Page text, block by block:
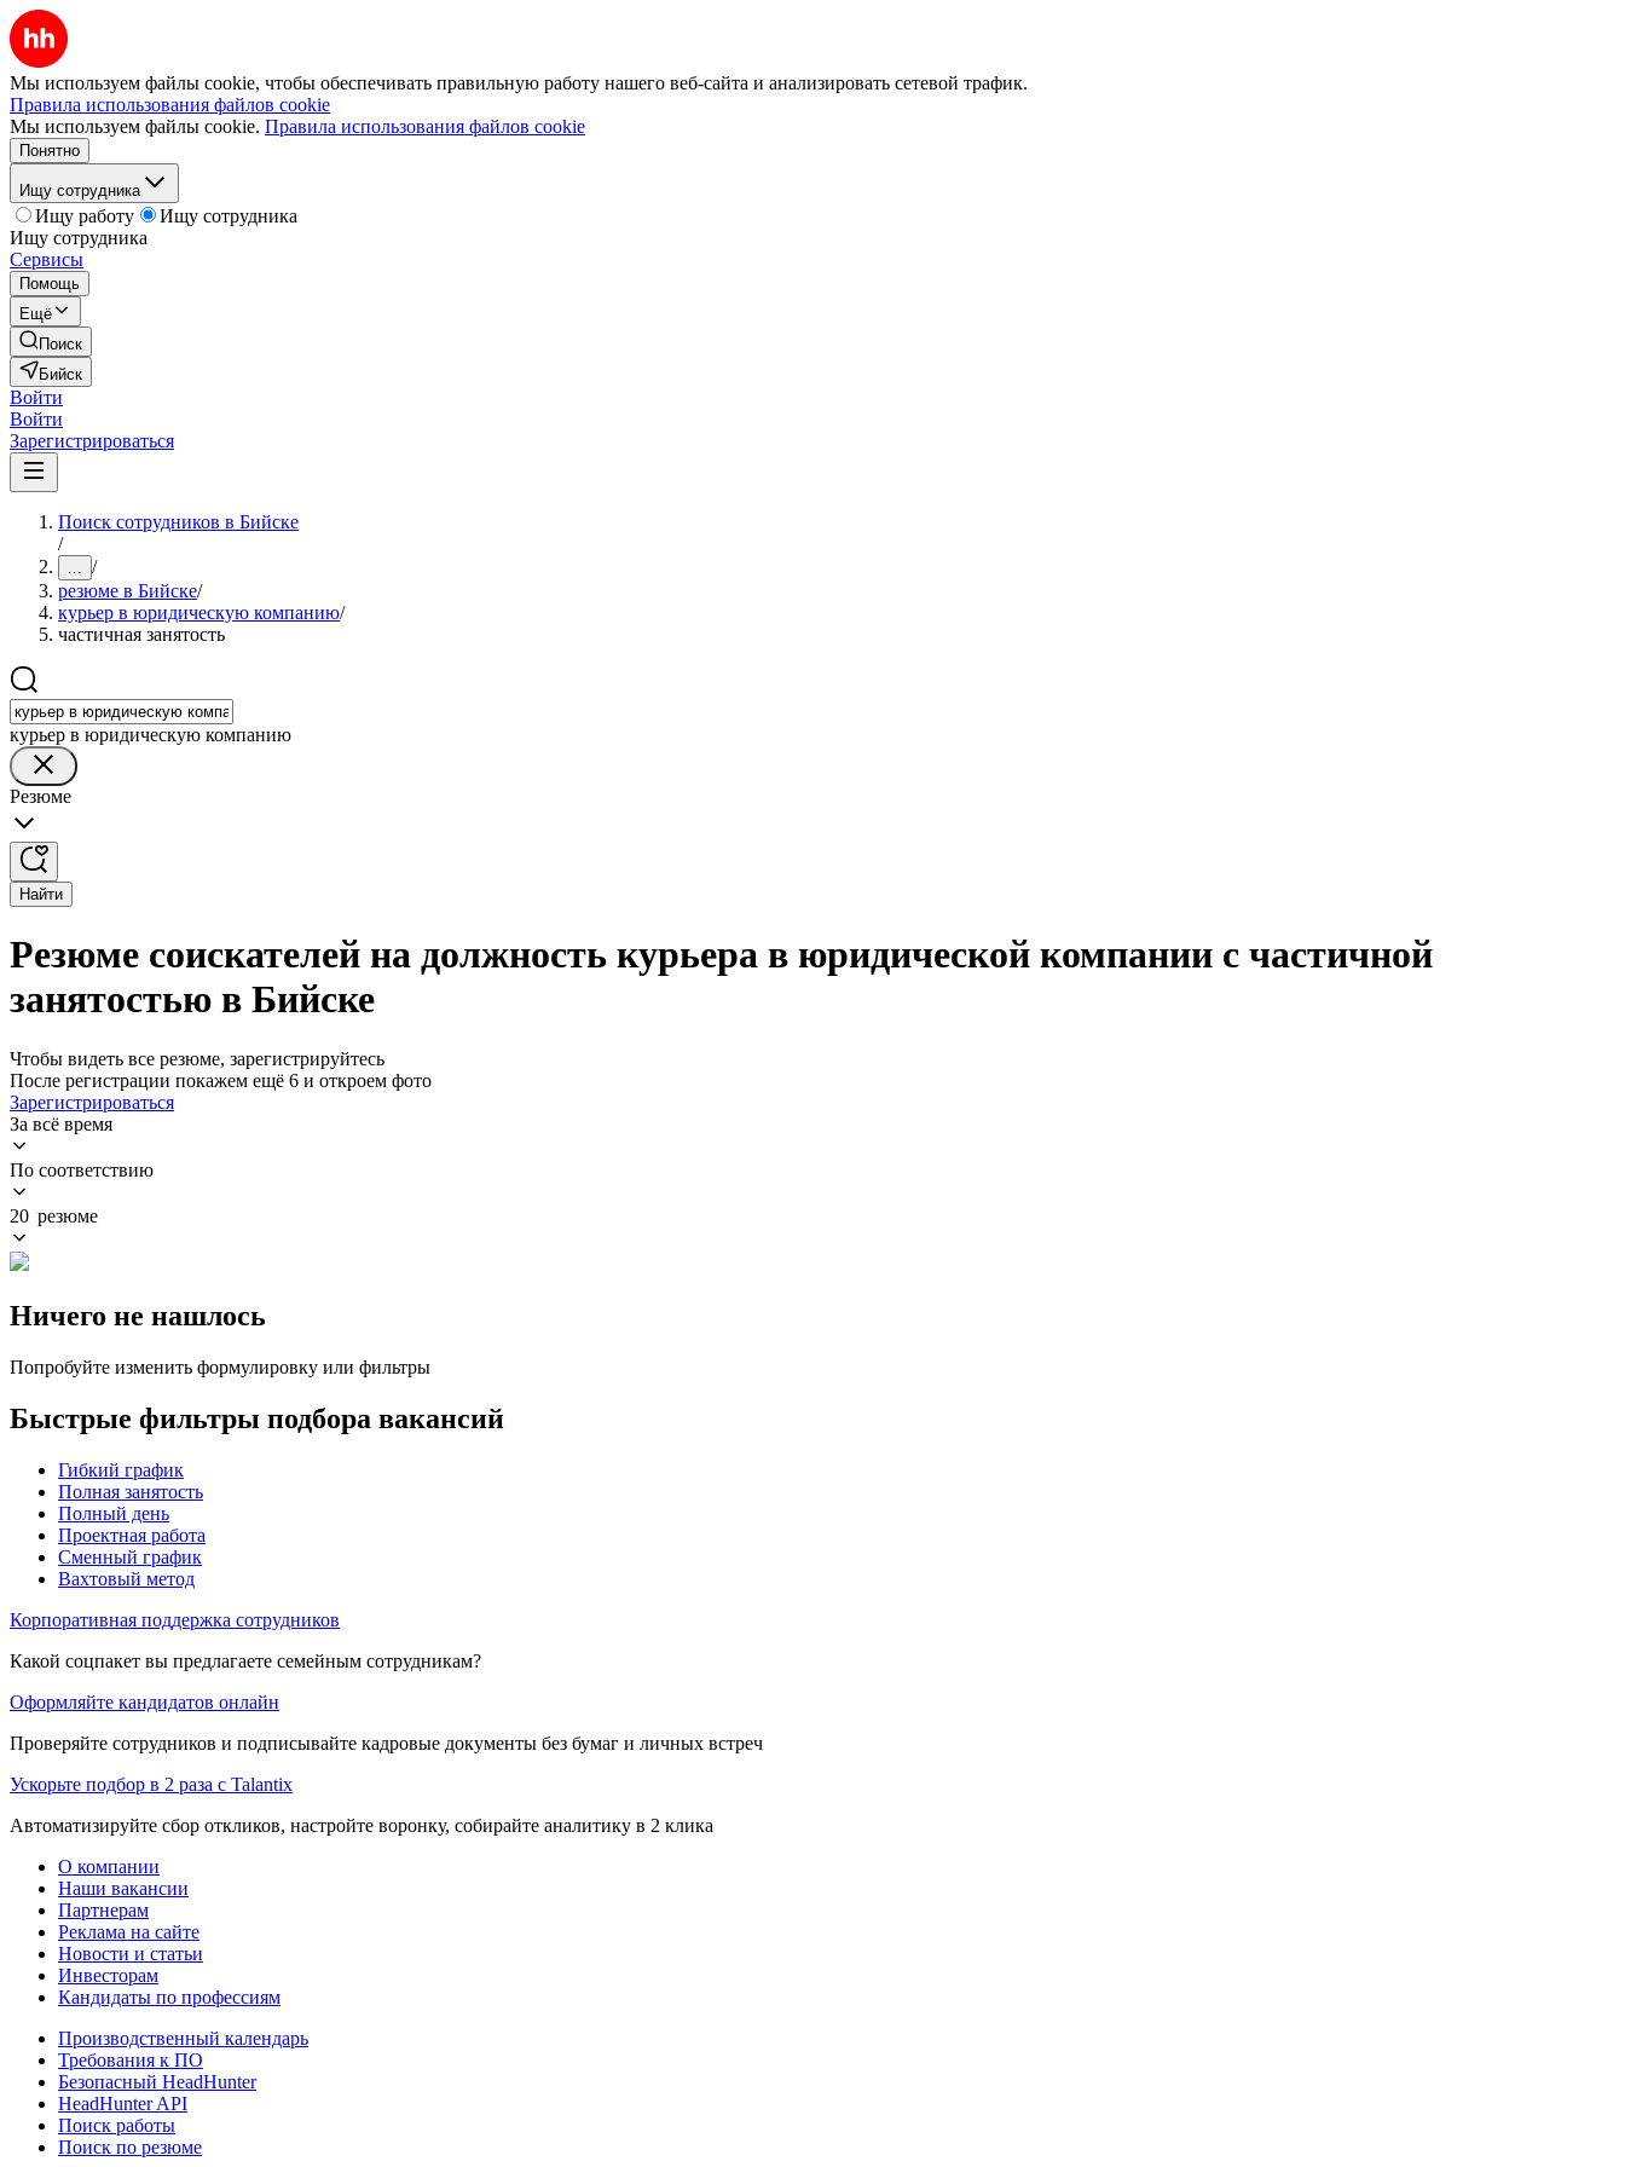
Мы используем файлы cookie, чтобы обеспечивать правильную работу нашего веб-сайта и анализировать сетевой трафик.
Правила использования файлов cookie
Мы используем файлы cookie. Правила использования файлов cookie
Понятно
Ищу сотрудника
Ищу работу
Ищу сотрудника
Ищу сотрудника
Сервисы
Помощь
Ещё
Поиск
Бийск
Войти
Войти
Зарегистрироваться
Поиск сотрудников в Бийске
/
... /
резюме в Бийске/
курьер в юридическую компанию/
частичная занятость
курьер в юридическую компанию
Резюме
Найти
Резюме соискателей на должность курьера в юридической компании с частичной
занятостью в Бийске
Чтобы видеть все резюме, зарегистрируйтесь
После регистрации покажем ещё 6 и откроем фото
Зарегистрироваться
За всё время
По соответствию
20 резюме
Ничего не нашлось
Попробуйте изменить формулировку или фильтры
Быстрые фильтры подбора вакансий
Гибкий график
Полная занятость
Полный день
Проектная работа
Сменный график
Вахтовый метод
Корпоративная поддержка сотрудников
Какой соцпакет вы предлагаете семейным сотрудникам?
Оформляйте кандидатов онлайн
Проверяйте сотрудников и подписывайте кадровые документы без бумаг и личных встреч
Ускорьте подбор в 2 раза с Talantix
Автоматизируйте сбор откликов, настройте воронку, собирайте аналитику в 2 клика
О компании
Наши вакансии
Партнерам
Реклама на сайте
Новости и статьи
Инвесторам
Кандидаты по профессиям
Производственный календарь
Требования к ПО
Безопасный HeadHunter
HeadHunter API
Поиск работы
Поиск по резюме